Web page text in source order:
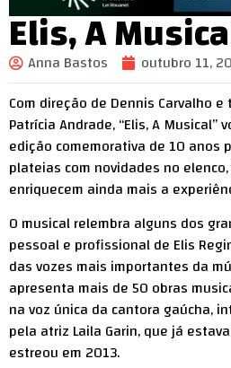
Elis, A
Anna Bastos
outubro 11,
Com direção de Dennis Carvalho
Patrícia Andrade, “Elis, A
edição comemorativa de 10 anos
plateias com novidades no
enriquecem ainda mais a
O musical relembra alguns dos
pessoal e profissional de Elis
das vozes mais importantes da
apresenta mais de 50 obras
na voz única da cantora gaúcha,
pela atriz Laila Garin, que já
estreou em 2013.